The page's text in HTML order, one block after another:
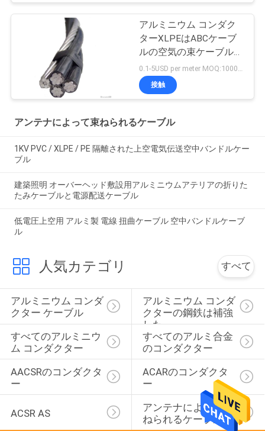
アルミニウム コンダク
ターXLPEはABCケーブ
ルの空気の束ケーブルを
絶縁した
接触
アンテナによって束ねられるケーブル
1KV PVC / XLPE / PE 隔離された上空電気伝送空中バンドルケー
ブル
建築照明 オーバーヘッド敷設用アルミニウムアテリアの折りた
たみケーブルと電源配送ケーブル
低電圧上空用 アルミ製 電線 扭曲ケーブル 空中バンドルケーブ
ル
人気カテゴリ すべて
アルミニウム コンダ
クター ケーブル
アルミニウム コンダ
クターの鋼鉄は補強
した
すべてのアルミニウ
ム コンダクター
すべてのアルミ合金
のコンダクター
AACSRのコンダクタ
ー
ACARのコンダクタ
ー
ACSR AS
アンテナによって束
ねられるケーブル